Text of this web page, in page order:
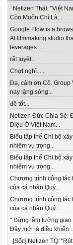
Netizen Thái: "Việt
Còn Muốn Chỉ Là...
Google Flow is a
AI filmmaking studio
leverages...
rất tuyệt...
Chợt nghĩ......
Dạ, cảm ơn Cô. Group
nay lặng sóng...
đề tốt...
Netizen Đức Chia Sẻ:
Diệu Ở Việt Nam...
Biểu tập thể Chi bộ
nhiệm vụ trọng...
Biểu tập thể Chi bộ
nhiệm vụ trọng...
Chương trình công tác
của cá nhân Quý...
Chương trình công tác
của cá nhân Quý...
" Đừng lầm tưởng giao
Đây mới là điều khiến...
[Sốc] Netizen TQ: